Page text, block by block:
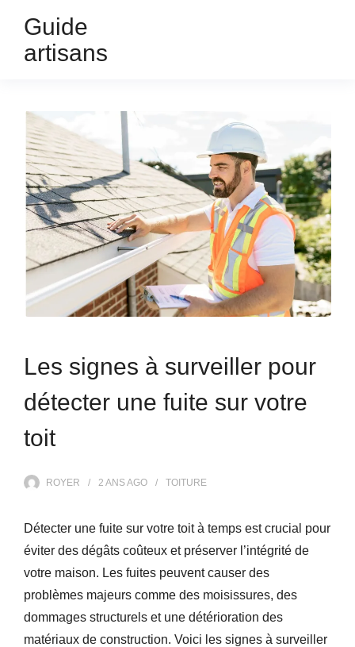
Guide
artisans
Les signes à surveiller pour
détecter une fuite sur votre
toit
ROYER 2 ANSAGO TOITURE
Détecter une fuite sur votre toit à temps est crucial pour
éviter des dégâts coûteux et préserver l’intégrité de
votre maison. Les fuites peuvent causer des
problèmes majeurs comme des moisissures, des
dommages structurels et une détérioration des
matériaux de construction. Voici les signes à surveiller